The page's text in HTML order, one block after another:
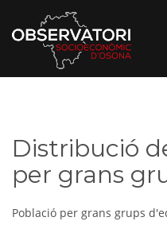
Distribució
per grans
Població per grans grups